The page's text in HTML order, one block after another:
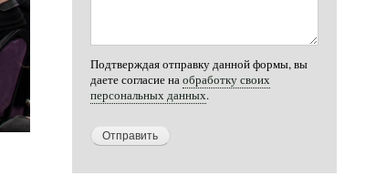
Подтверждая отправку данной формы, вы
даете согласие наобработку своих
персональных данных.